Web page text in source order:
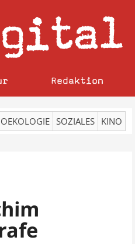
Redaktion
OEKOLOGIE SOZIALES KINO